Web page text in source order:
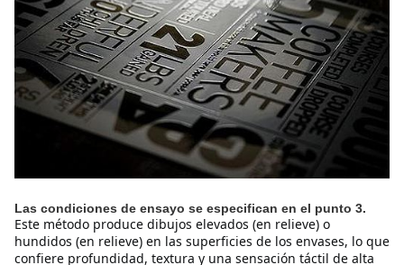
Las condiciones de ensayo se especifican en el punto 3.
Este método produce dibujos elevados (en relieve) o
hundidos (en relieve) en las superficies de los envases, lo que
confiere profundidad, textura y una sensación táctil de alta